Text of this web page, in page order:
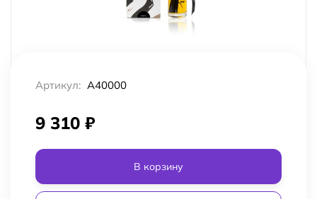
Артикул: A40000
9 310 ₽
В корзину